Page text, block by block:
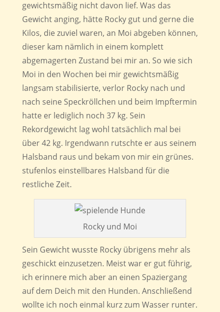
gewichtsmäßig nicht davon lief. Was das
Gewicht anging, hätte Rocky gut und gerne die
Kilos, die zuviel waren, an Moi abgeben können,
dieser kam nämlich in einem komplett
abgemagerten Zustand bei mir an. So wie sich
Moi in den Wochen bei mir gewichtsmäßig
langsam stabilisierte, verlor Rocky nach und
nach seine Speckröllchen und beim Impftermin
hatte er lediglich noch 37 kg. Sein
Rekordgewicht lag wohl tatsächlich mal bei
über 42 kg. Irgendwann rutschte er aus seinem
Halsband raus und bekam von mir ein grünes.
stufenlos einstellbares Halsband für die
restliche Zeit.
Rocky und Moi
Sein Gewicht wusste Rocky übrigens mehr als
geschickt einzusetzen. Meist war er gut führig,
ich erinnere mich aber an einen Spaziergang
auf dem Deich mit den Hunden. Anschließend
wollte ich noch einmal kurz zum Wasser runter.